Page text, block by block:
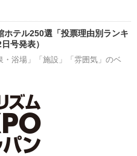
ホテル250選「投票理由別ランキ
号発表）
・浴場」「施設」「雰囲気」のベ